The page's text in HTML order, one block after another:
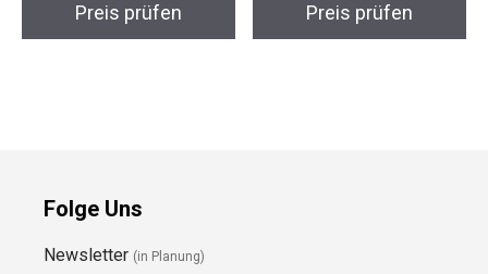
Preis prüfen Preis prüfen
Folge Uns
Newsletter (in Planung)